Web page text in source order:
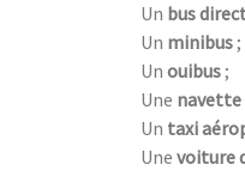
Un bus
Un minibus ;
Un ouibus ;
Une
Un taxi
Une voiture